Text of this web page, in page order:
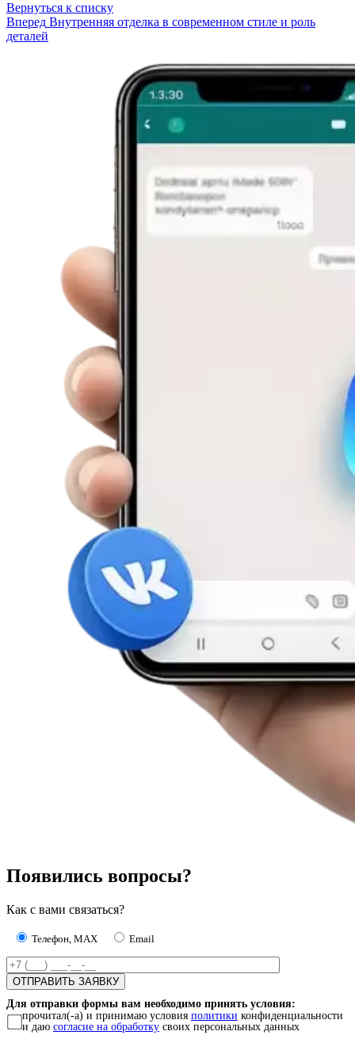
Вернуться к списку
Вперед Внутренняя отделка в современном стиле и роль
деталей
Появились вопросы?
Как с вами связаться?
Телефон, MAX Email
Для отправки формы вам необходимо принять условия:
прочитал(-а) и принимаю условия политики конфиденциальности
и даю согласие на обработку своих персональных данных